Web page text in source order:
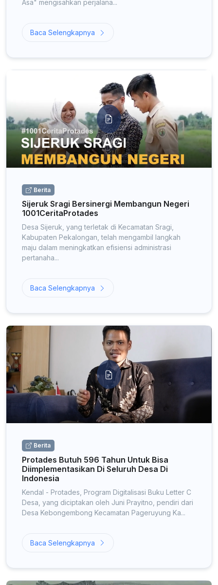
Asa" mengisahkan perjalana...
Baca Selengkapnya
Berita
Sijeruk Sragi Bersinergi Membangun Negeri
1001CeritaProtades
Desa Sijeruk, yang terletak di Kecamatan Sragi,
Kabupaten Pekalongan, telah mengambil langkah
maju dalam meningkatkan efisiensi administrasi
pertanaha...
Baca Selengkapnya
Berita
Protades Butuh 596 Tahun Untuk Bisa
Diimplementasikan Di Seluruh Desa Di
Indonesia
Kendal - Protades, Program Digitalisasi Buku Letter C
Desa, yang diciptakan oleh Juni Prayitno, pendiri dari
Desa Kebongembong Kecamatan Pageruyung Ka...
Baca Selengkapnya